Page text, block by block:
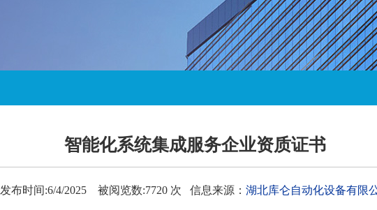
智能化系统集成服务企业资质证书
发布时间:6/4/2025 被阅览数:7720 次 信息来源： 湖北库仑自动化设备有限